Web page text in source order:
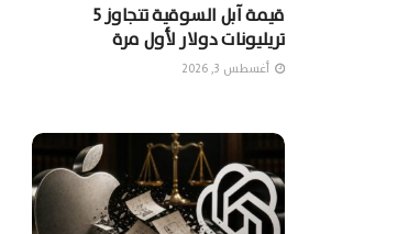
قيمة آبل السوقية تتجاوز 5
تريليونات دولار لأول مرة
أغسطس 3, 2026